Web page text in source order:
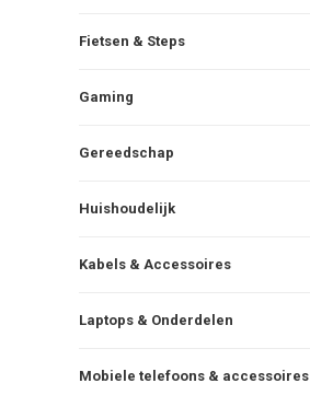
Fietsen & Steps
Gaming
Gereedschap
Huishoudelijk
Kabels & Accessoires
Laptops & Onderdelen
Mobiele telefoons & accessoires